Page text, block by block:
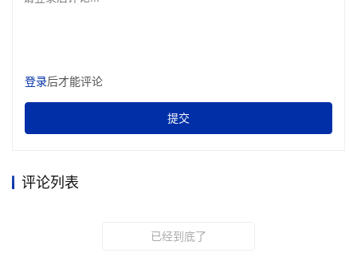
所以，网络接入控制和隔离是未来的潮流吗?"对于中小企业
来说，你确实想分离你的生产网络以远离HR和人们的桌
面"Gavin说"只具有功能性，以保持合适的分开，这确实是
但是适合中小企业使用的技术状态还没有准备好。根据
用两只脚跳进NAC"。他举出了多个问题，包括不完整的标
登录后才能评论
提交
评论列表
已经到底了